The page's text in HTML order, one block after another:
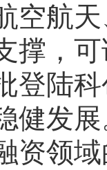
空航
撑，
陆科
健发
资领